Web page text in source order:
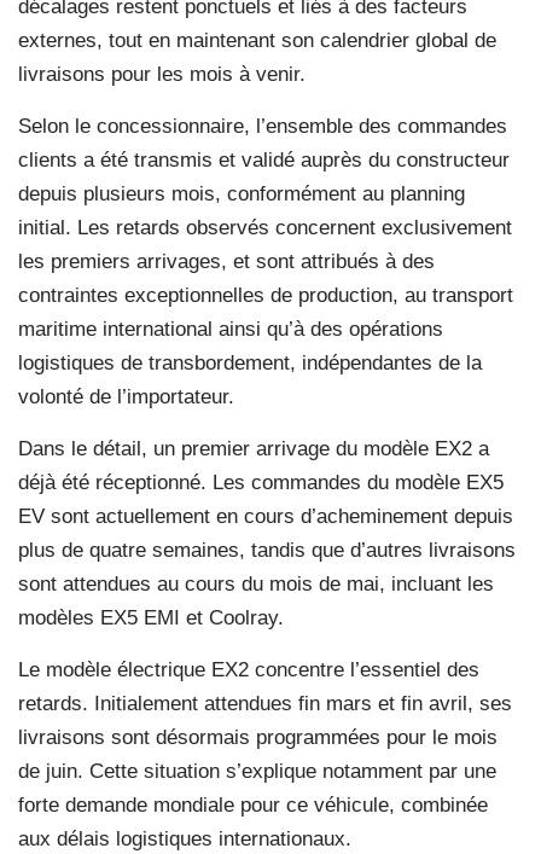
décalages restent ponctuels et liés à des facteurs
externes, tout en maintenant son calendrier global de
livraisons pour les mois à venir.
Selon le concessionnaire, l’ensemble des commandes
clients a été transmis et validé auprès du constructeur
depuis plusieurs mois, conformément au planning
initial. Les retards observés concernent exclusivement
les premiers arrivages, et sont attribués à des
contraintes exceptionnelles de production, au transport
maritime international ainsi qu’à des opérations
logistiques de transbordement, indépendantes de la
volonté de l’importateur.
Dans le détail, un premier arrivage du modèle EX2 a
déjà été réceptionné. Les commandes du modèle EX5
EV sont actuellement en cours d’acheminement depuis
plus de quatre semaines, tandis que d’autres livraisons
sont attendues au cours du mois de mai, incluant les
modèles EX5 EMI et Coolray.
Le modèle électrique EX2 concentre l’essentiel des
retards. Initialement attendues fin mars et fin avril, ses
livraisons sont désormais programmées pour le mois
de juin. Cette situation s’explique notamment par une
forte demande mondiale pour ce véhicule, combinée
aux délais logistiques internationaux.